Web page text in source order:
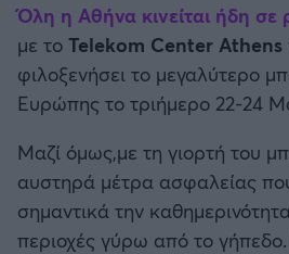
Παναιτωλικός
Ηρακλής
Μπαρτσελόνα
Όλη η Αθήνα κινείται ήδη
με το Telekom Center Athens
φιλοξενήσει το μεγαλύτερο
Ευρώπης το τριήμερο 22-24
Μαζί όμως,με τη γιορτή του
αυστηρά μέτρα ασφαλείας
σημαντικά την
περιοχές γύρω από το